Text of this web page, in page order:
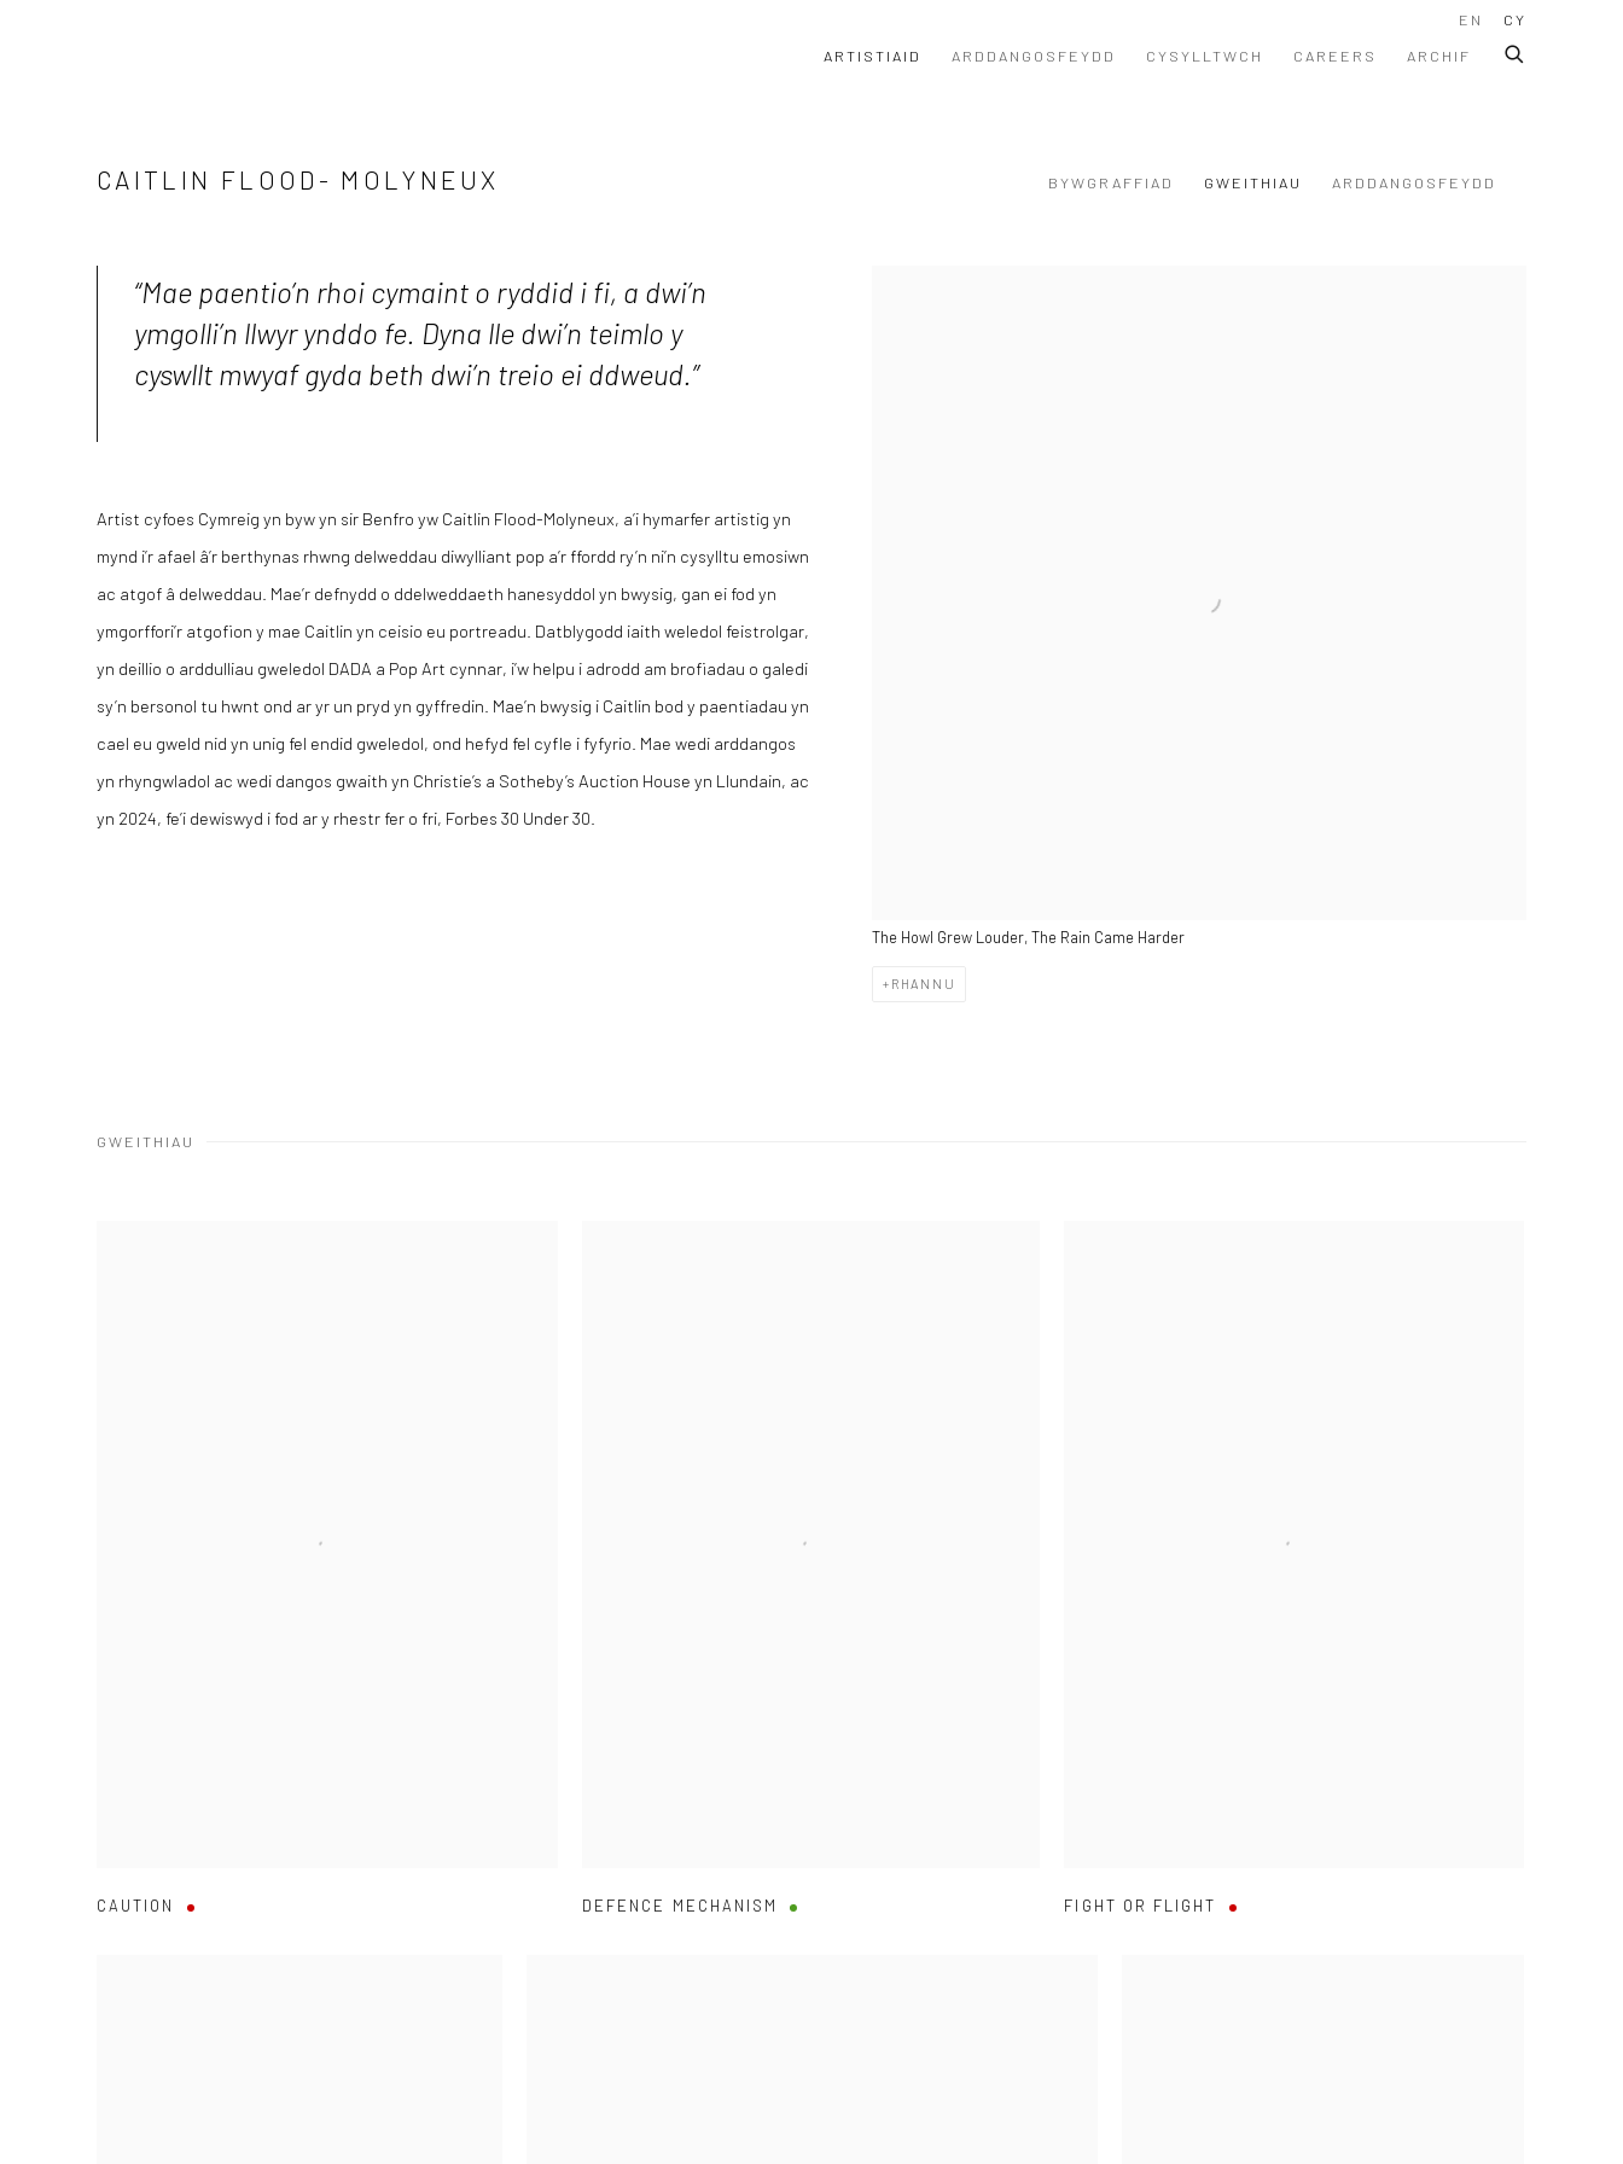
ARTISTIAID ARDDANGOSFEYDD CYSYLLTWCH CAREERS ARCHIF
EN CY
CAITLIN FLOOD- MOLYNEUX BYWGRAFFIAD GWEITHIAU ARDDANGOSFEYDD
The Howl Grew Louder, The Rain Came Harder
RHANNU
“Mae paentio’n rhoi cymaint o ryddid i fi, a dwi’n
ymgolli’n llwyr ynddo fe. Dyna lle dwi’n teimlo y
cyswllt mwyaf gyda beth dwi’n treio ei ddweud.”
Artist cyfoes Cymreig yn byw yn sir Benfro yw Caitlin Flood-Molyneux, a’i hymarfer artistig yn
mynd i’r afael â’r berthynas rhwng delweddau diwylliant pop a’r ffordd ry’n ni’n cysylltu emosiwn
ac atgof â delweddau. Mae’r defnydd o ddelweddaeth hanesyddol yn bwysig, gan ei fod yn
ymgorffori’r atgofion y mae Caitlin yn ceisio eu portreadu. Datblygodd iaith weledol feistrolgar,
yn deillio o arddulliau gweledol DADA a Pop Art cynnar, i’w helpu i adrodd am brofiadau o galedi
sy’n bersonol tu hwnt ond ar yr un pryd yn gyffredin. Mae’n bwysig i Caitlin bod y paentiadau yn
cael eu gweld nid yn unig fel endid gweledol, ond hefyd fel cyfle i fyfyrio. Mae wedi arddangos
yn rhyngwladol ac wedi dangos gwaith yn Christie’s a Sotheby’s Auction House yn Llundain, ac
yn 2024, fe’i dewiswyd i fod ar y rhestr fer o fri, Forbes 30 Under 30.
GWEITHIAU
CAUTION DEFENCE MECHANISM FIGHT OR FLIGHT